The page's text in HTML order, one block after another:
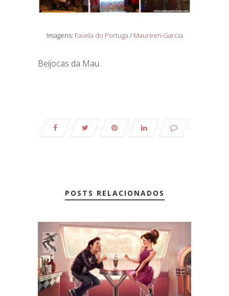
Imagens: Favela do Portuga / Maureen Garcia
Beijocas da Mau.
POSTS RELACIONADOS